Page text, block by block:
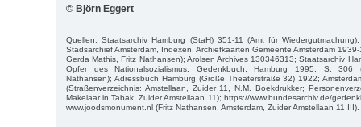
© Björn Eggert
Quellen: Staatsarchiv Hamburg (StaH) 351-11 (Amt für
Stadsarchief Amsterdam, Indexen, Archiefkaarten Gemeente Amsterdam
Gerda Mathis, Fritz Nathansen); Arolsen Archives 130346313; Staatsarchiv
Opfer des Nationalsozialismus. Gedenkbuch, Hamburg 1995, S. 306
Nathansen); Adressbuch Hamburg (Große Theaterstraße 32) 1922;
(Straßenverzeichnis: Amstellaan, Zuider 11, N.M. Boekdrukker;
Makelaar in Tabak, Zuider Amstellaan 11); https://www.bundesarchiv.de/
www.joodsmonument.nl (Fritz Nathansen, Amsterdam, Zuider Amstellaan 11 III).